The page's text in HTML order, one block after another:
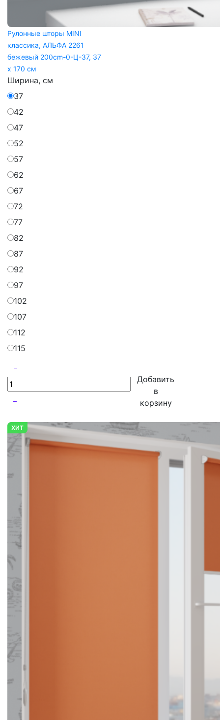
Рулонные шторы MINI
классика, АЛЬФА 2261
бежевый 200cm-0-Ц-37, 37
x 170 см
Ширина, см
37
42
47
52
57
62
67
72
77
82
87
92
97
102
107
112
115
Добавить
в
корзину
ХИТ